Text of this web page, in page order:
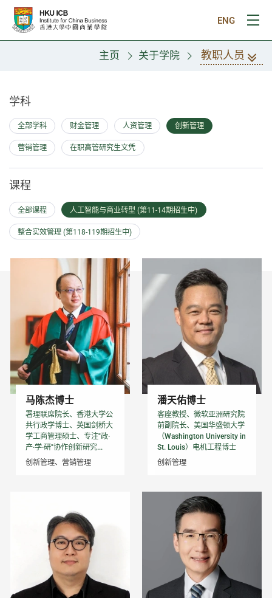
跳往主要内容
ENG
打
主页 关于学院 教职人员
教职人员
学科
全部学科 财金管理 人资管理 创新管理
营销管理 在职高管研究生文凭
课程
全部课程 人工智能与商业转型 (第11-14期招生中)
整合实效管理 (第118-119期招生中)
马陈杰博士
署理联席院长、香港大学公
共行政学博士、英国剑桥大
学工商管理硕士、专注"政·
产·学·研"协作创新研究...
创新管理、营销管理
潘天佑博士
客座教授、微软亚洲研究院
前副院长、美国华盛顿大学
（Washington University in
St. Louis）电机工程博士
创新管理